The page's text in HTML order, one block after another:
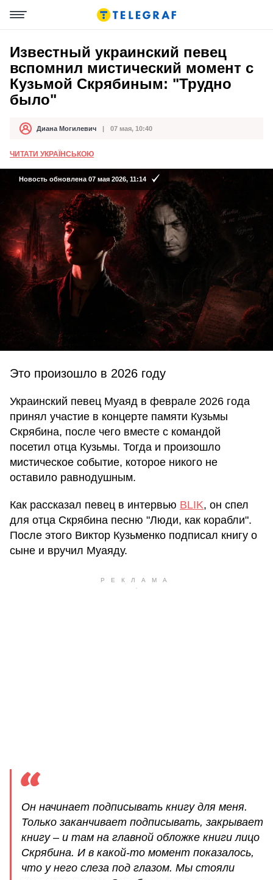
Известный украинский певец
вспомнил мистический момент с
Кузьмой Скрябиным: "Трудно
было"
АвторДиана Могилевич
Дата публикации 07 мая, 10:40
ЧИТАТИ УКРАЇНСЬКОЮ
Новость обновлена 07 мая 2026, 11:14
Это произошло в 2026 году
Украинский певец Муаяд в феврале 2026 года
принял участие в концерте памяти Кузьмы
Скрябина, после чего вместе с командой
посетил отца Кузьмы. Тогда и произошло
мистическое событие, которое никого не
оставило равнодушным.
Как рассказал певец в интервью BLIK, он спел
для отца Скрябина песню "Люди, как корабли".
После этого Виктор Кузьменко подписал книгу о
сыне и вручил Муаяду.
Он начинает подписывать книгу для меня.
Только заканчивает подписывать, закрывает
книгу – и там на главной обложке книги лицо
Скрябина. И в какой-то момент показалось,
что у него слеза под глазом. Мы стояли